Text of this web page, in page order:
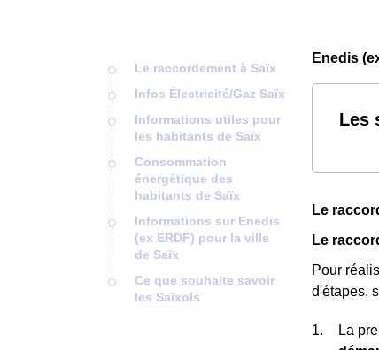
Le raccordement à Saïx
Infos Électricité/Gaz Saïx
Informations utiles pour
les habitants de Saïx
Consommation
énergétique des
habitants de Saïx
Informations sur Enedis
(ex ERDF) pour la ville
de Saïx
Ce que souhaite savoir
les Saïxols
Enedis
Les
Le
Le
Pour
d'étapes,
La